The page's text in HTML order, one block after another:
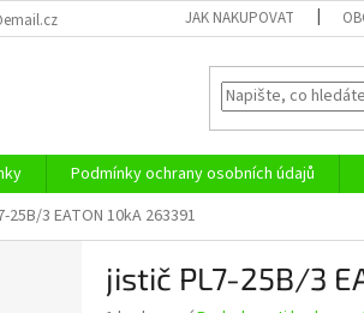
JAK NAKUPOVAT
Podmínky ochrany osobních údajů
25B/3 EATON 10kA 263391
jistič PL7-25B/3